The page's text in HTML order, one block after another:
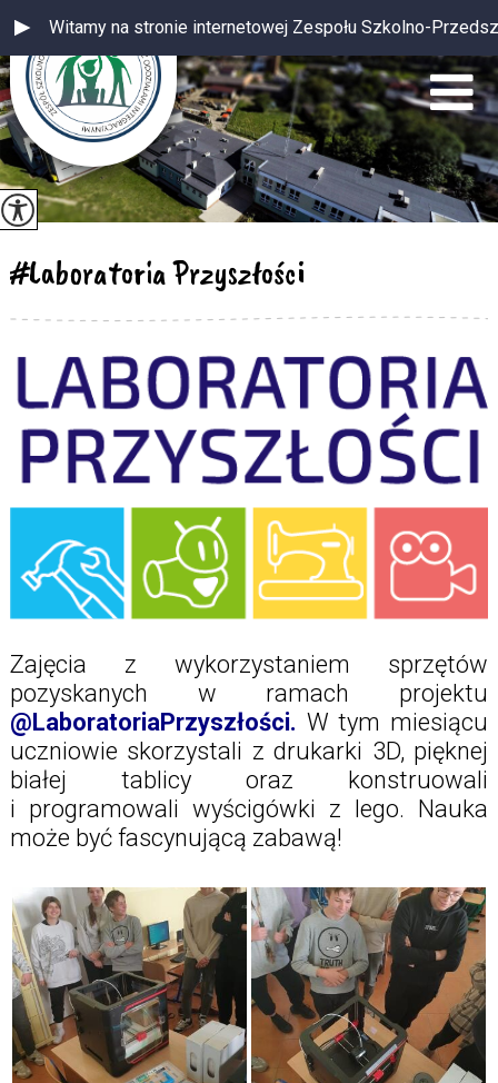
Witamy na stronie internetowej Zespołu Szkolno-
#Laboratoria Przyszłości
Zajęcia z wykorzystaniem sprzętów
pozyskanych w ramach projektu
@LaboratoriaPrzyszłości. W tym miesiącu
uczniowie skorzystali z drukarki 3D, pięknej
białej tablicy oraz konstruowali
i programowali wyścigówki z lego. Nauka
może być fascynującą zabawą!